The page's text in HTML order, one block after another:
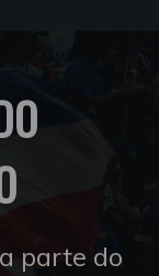
parte do